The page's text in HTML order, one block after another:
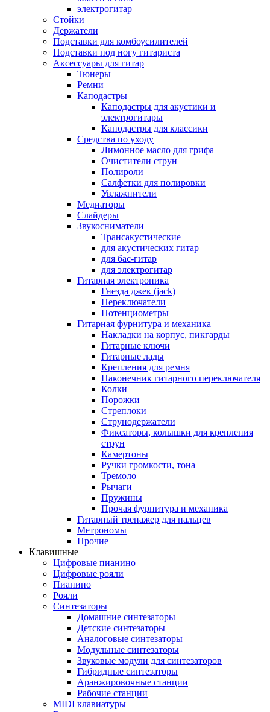
электрогитар
Стойки
Держатели
Подставки для комбоусилителей
Подставки под ногу гитариста
Аксессуары для гитар
Тюнеры
Ремни
Каподастры
Каподастры для акустики и
электрогитары
Каподастры для классики
Средства по уходу
Лимонное масло для грифа
Очистители струн
Полироли
Салфетки для полировки
Увлажнители
Медиаторы
Слайдеры
Звукосниматели
Трансакустические
для акустических гитар
для бас-гитар
для электрогитар
Гитарная электроника
Гнезда джек (jack)
Переключатели
Потенциометры
Гитарная фурнитура и механика
Накладки на корпус, пикгарды
Гитарные ключи
Гитарные лады
Крепления для ремня
Наконечник гитарного переключателя
Колки
Порожки
Стреплоки
Струнодержатели
Фиксаторы, колышки для крепления
струн
Камертоны
Ручки громкости, тона
Тремоло
Рычаги
Пружины
Прочая фурнитура и механика
Гитарный тренажер для пальцев
Метрономы
Прочие
Клавишные
Цифровые пианино
Цифровые рояли
Пианино
Рояли
Синтезаторы
Домашние синтезаторы
Детские синтезаторы
Аналоговые синтезаторы
Модульные синтезаторы
Звуковые модули для синтезаторов
Гибридные синтезаторы
Аранжировочные станции
Рабочие станции
MIDI клавиатуры